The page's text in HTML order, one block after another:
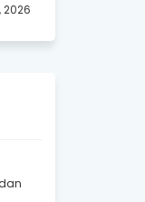
2026